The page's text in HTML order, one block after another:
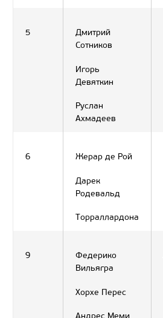
5
Дмитрий
Сотников
Игорь
Девяткин
Руслан
Ахмадеев
6 Жерар де Рой
Дарек
Родевальд
Торраллардона
9
Федерико
Вильягра
Хорхе Перес
Андрес Меми